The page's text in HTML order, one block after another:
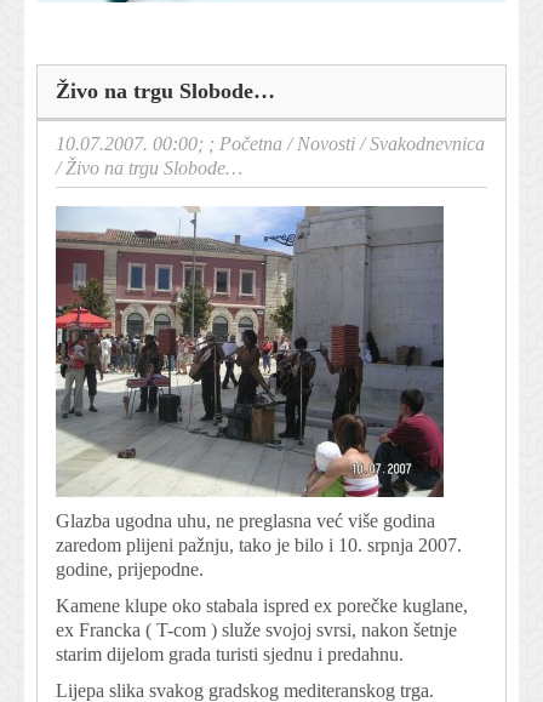
Živo na trgu Slobode…
10.07.2007. 00:00; ; Početna /Novosti /Svakodnevnica
/Živo na trgu Slobode…
Glazba ugodna uhu, ne preglasna već više godina
zaredom plijeni pažnju, tako je bilo i 10. srpnja 2007.
godine, prijepodne.
Kamene klupe oko stabala ispred ex porečke kuglane,
ex Francka ( T-com ) služe svojoj svrsi, nakon šetnje
starim dijelom grada turisti sjednu i predahnu.
Lijepa slika svakog gradskog mediteranskog trga.